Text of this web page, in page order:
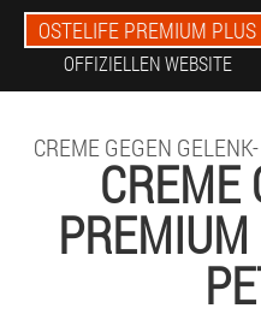
OSTELIFE PREMIUM PLUS
OFFIZIELLEN WEBSITE
CREME GEGEN
CREME